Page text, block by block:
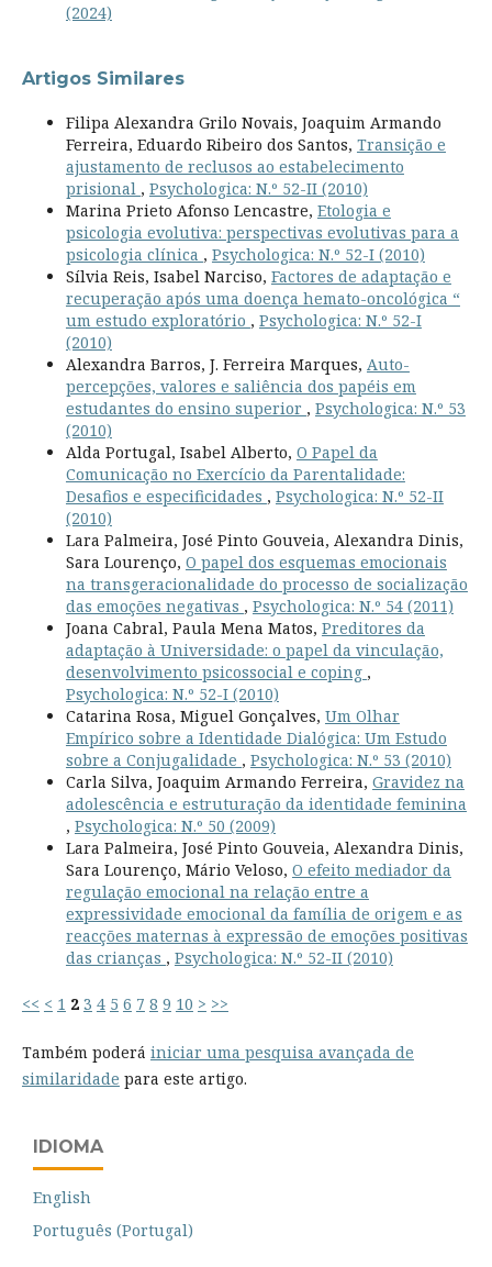
(2024)
Artigos Similares
Filipa Alexandra Grilo Novais, Joaquim Armando
Ferreira, Eduardo Ribeiro dos Santos, Transição e
ajustamento de reclusos ao estabelecimento
prisional , Psychologica: N.º 52-II (2010)
Marina Prieto Afonso Lencastre, Etologia e
psicologia evolutiva: perspectivas evolutivas para a
psicologia clínica , Psychologica: N.º 52-I (2010)
Sílvia Reis, Isabel Narciso, Factores de adaptação e
recuperação após uma doença hemato-oncológica “
um estudo exploratório , Psychologica: N.º 52-I
(2010)
Alexandra Barros, J. Ferreira Marques, Auto-
percepções, valores e saliência dos papéis em
estudantes do ensino superior , Psychologica: N.º 53
(2010)
Alda Portugal, Isabel Alberto, O Papel da
Comunicação no Exercício da Parentalidade:
Desafios e especificidades , Psychologica: N.º 52-II
(2010)
Lara Palmeira, José Pinto Gouveia, Alexandra Dinis,
Sara Lourenço, O papel dos esquemas emocionais
na transgeracionalidade do processo de socialização
das emoções negativas , Psychologica: N.º 54 (2011)
Joana Cabral, Paula Mena Matos, Preditores da
adaptação à Universidade: o papel da vinculação,
desenvolvimento psicossocial e coping ,
Psychologica: N.º 52-I (2010)
Catarina Rosa, Miguel Gonçalves, Um Olhar
Empírico sobre a Identidade Dialógica: Um Estudo
sobre a Conjugalidade , Psychologica: N.º 53 (2010)
Carla Silva, Joaquim Armando Ferreira, Gravidez na
adolescência e estruturação da identidade feminina
, Psychologica: N.º 50 (2009)
Lara Palmeira, José Pinto Gouveia, Alexandra Dinis,
Sara Lourenço, Mário Veloso, O efeito mediador da
regulação emocional na relação entre a
expressividade emocional da família de origem e as
reacções maternas à expressão de emoções positivas
das crianças , Psychologica: N.º 52-II (2010)
<< < 1 2 3 4 5 6 7 8 9 10 > >>
Também poderá iniciar uma pesquisa avançada de
similaridade para este artigo.
IDIOMA
English
Português (Portugal)